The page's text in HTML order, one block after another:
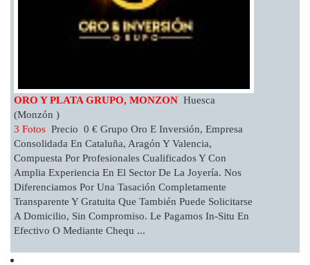
ORO Y PLATA GRUPO, MONZON Huesca
(Monzón )
3 Fotos Precio 0 € Grupo Oro E Inversión, Empresa
Consolidada En Cataluña, Aragón Y Valencia,
Compuesta Por Profesionales Cualificados Y Con
Amplia Experiencia En El Sector De La Joyería. Nos
Diferenciamos Por Una Tasación Completamente
Transparente Y Gratuita Que También Puede Solicitarse
A Domicilio, Sin Compromiso. Le Pagamos In-Situ En
Efectivo O Mediante Chequ ...